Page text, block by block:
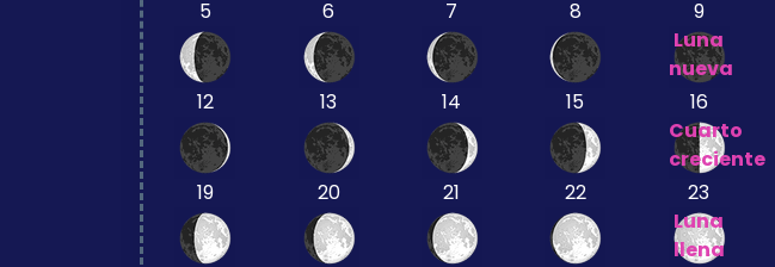
5 6 7 8
9
Luna
nueva
12 13 14 15
16
Cuarto
creciente
19 20 21 22
23
Luna
llena